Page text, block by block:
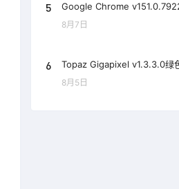
5 Google Chrome
8月7日
6 Topaz Gigapixel v1.3.3.0绿
8月5日